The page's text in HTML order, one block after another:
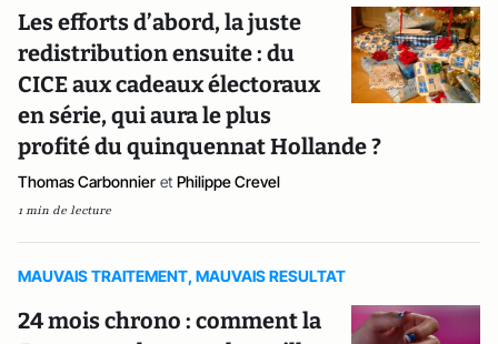
Les efforts d’abord, la juste
redistribution ensuite : du
CICE aux cadeaux électoraux
en série, qui aura le plus
profité du quinquennat Hollande ?
Thomas Carbonnier et Philippe Crevel
1 min de lecture
MAUVAIS TRAITEMENT, MAUVAIS RESULTAT
24 mois chrono : comment la